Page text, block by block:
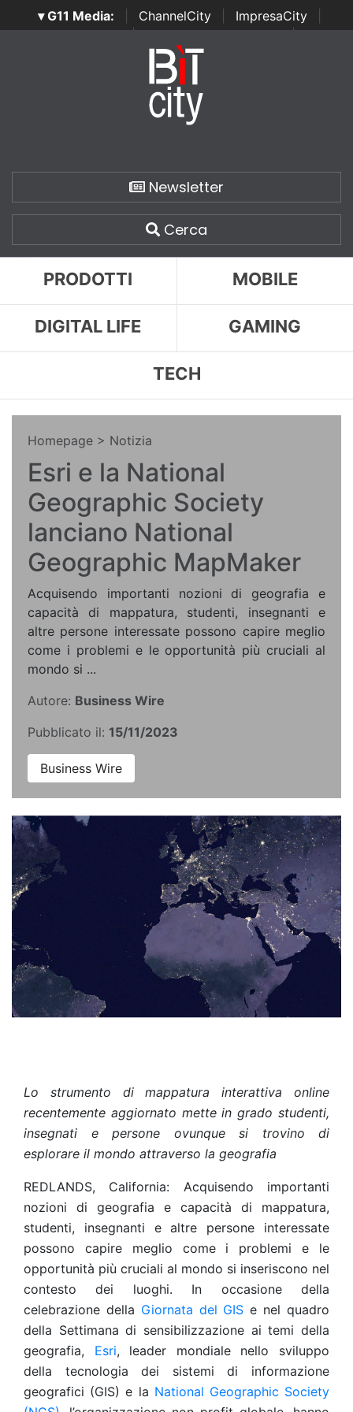
▾ G11 Media: ChannelCity ImpresaCity
SecurityOpenLab | Italian Channel Awards | Italian
Italian Security Awards
Newsletter
Cerca
PRODOTTI MOBILE
DIGITAL LIFE GAMING
TECH
Homepage > Notizia
Esri e la National
Geographic Society
lanciano National
Geographic MapMaker
Acquisendo importanti nozioni di geografia e
capacità di mappatura, studenti, insegnanti e
altre persone interessate possono capire meglio
come i problemi e le opportunità più cruciali al
mondo si ...
Autore: Business Wire
Pubblicato il: 15/11/2023
Business Wire
Lo strumento di mappatura interattiva online
recentemente aggiornato mette in grado studenti,
insegnati e persone ovunque si trovino di
esplorare il mondo attraverso la geografia
REDLANDS, California: Acquisendo importanti
nozioni di geografia e capacità di mappatura,
studenti, insegnanti e altre persone interessate
possono capire meglio come i problemi e le
opportunità più cruciali al mondo si inseriscono nel
contesto dei luoghi. In occasione della
celebrazione della Giornata del GIS e nel quadro
della Settimana di sensibilizzazione ai temi della
geografia, Esri, leader mondiale nello sviluppo
della tecnologia dei sistemi di informazione
geografici (GIS) e la National Geographic Society